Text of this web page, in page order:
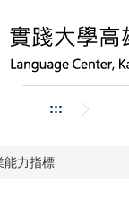
:::
能力指標